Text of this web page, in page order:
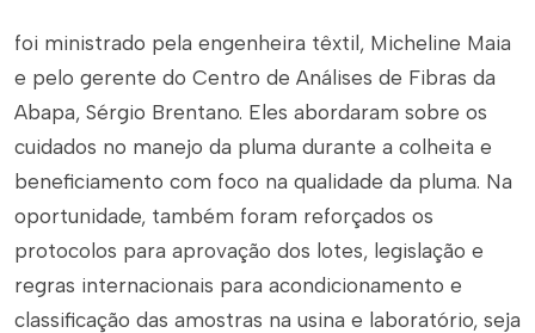
foi ministrado pela engenheira têxtil, Micheline Maia
e pelo gerente do Centro de Análises de Fibras da
Abapa, Sérgio Brentano. Eles abordaram sobre os
cuidados no manejo da pluma durante a colheita e
beneficiamento com foco na qualidade da pluma. Na
oportunidade, também foram reforçados os
protocolos para aprovação dos lotes, legislação e
regras internacionais para acondicionamento e
classificação das amostras na usina e laboratório, seja